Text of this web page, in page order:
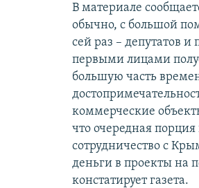
В материале
обычно, с большой
сей раз – депутатов
первыми лицами
большую часть
коммерческие
что очередная
сотрудничество с
деньги в проекты на
констатирует газета.